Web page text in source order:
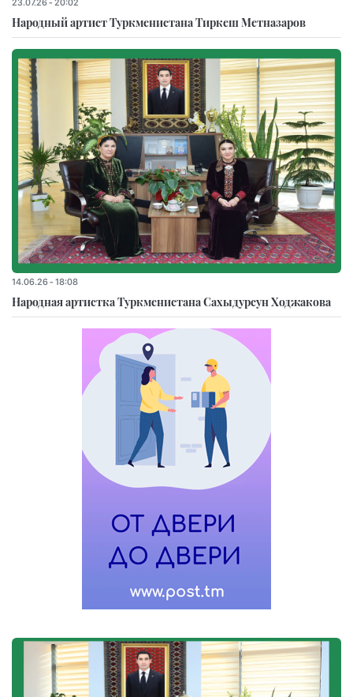
Народный артист Туркменистана Тиркеш Мeтназаров
14.06.26 - 18:08
Народная артистка Туркменистана Сахыдурсун Ходжакова